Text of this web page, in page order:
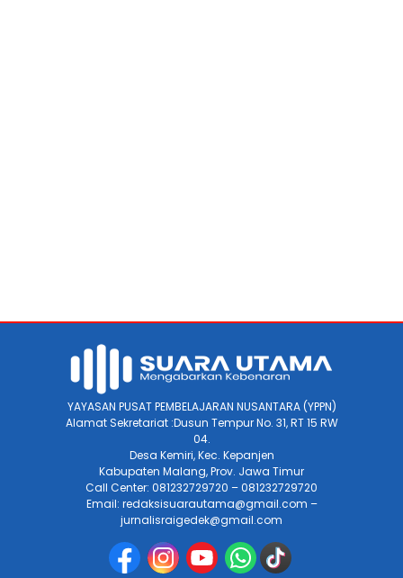
YAYASAN PUSAT PEMBELAJARAN NUSANTARA (YPPN)
Alamat Sekretariat :Dusun Tempur No. 31, RT 15 RW
04.
Desa Kemiri, Kec. Kepanjen
Kabupaten Malang, Prov. Jawa Timur
Call Center: 081232729720 – 081232729720
Email: redaksisuarautama@gmail.com –
jurnalisraigedek@gmail.com